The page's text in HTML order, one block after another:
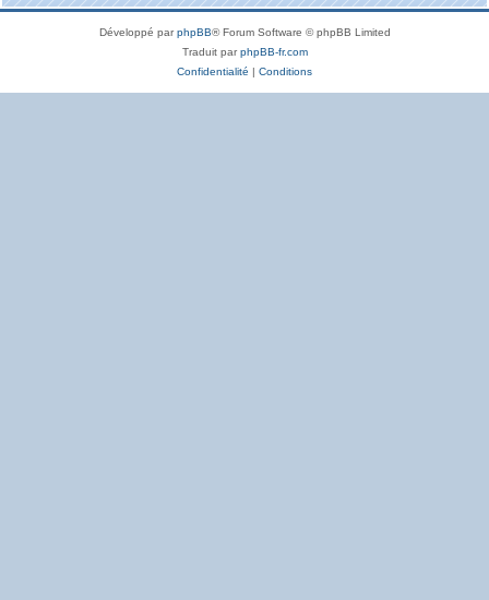
Développé parphpBB® Forum Software © phpBB Limited
Traduit parphpBB-fr.com
Confidentialité | Conditions